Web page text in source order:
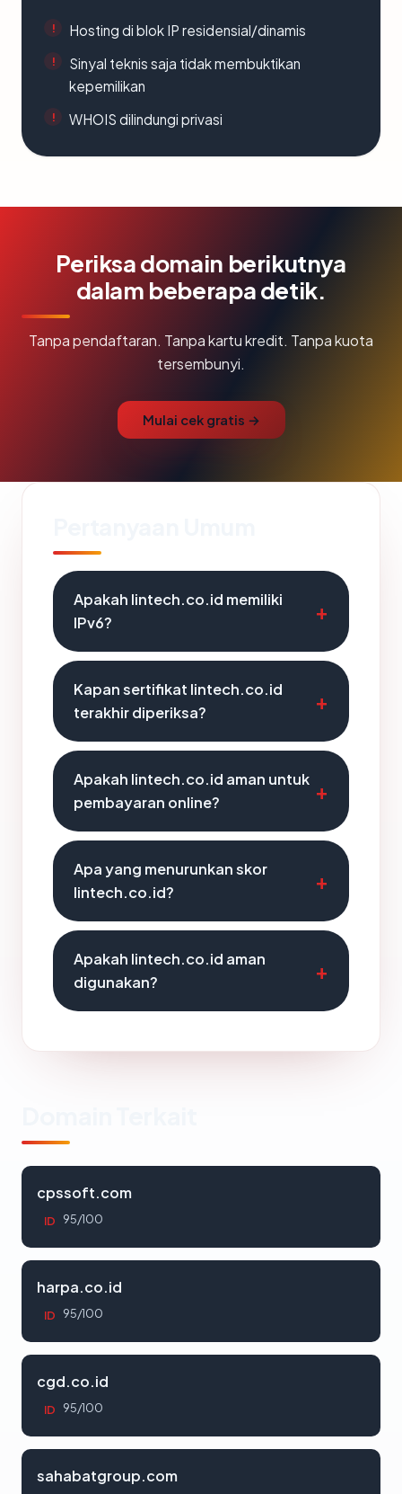
Hosting di blok IP residensial/dinamis
Sinyal teknis saja tidak membuktikan
kepemilikan
WHOIS dilindungi privasi
Periksa domain berikutnya
dalam beberapa detik.
Tanpa pendaftaran. Tanpa kartu kredit. Tanpa kuota
tersembunyi.
Mulai cek gratis →
Apakah lintech.co.id memiliki
IPv6?
Kapan sertifikat lintech.co.id
terakhir diperiksa?
Apakah lintech.co.id aman untuk
pembayaran online?
Apa yang menurunkan skor
lintech.co.id?
Apakah lintech.co.id aman
digunakan?
cpssoft.com
ID 95/100
harpa.co.id
ID 95/100
cgd.co.id
ID 95/100
sahabatgroup.com